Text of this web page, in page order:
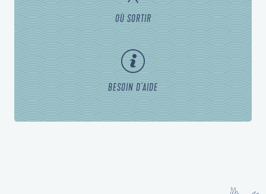
OÙ SORTIR
BESOIN D'AIDE